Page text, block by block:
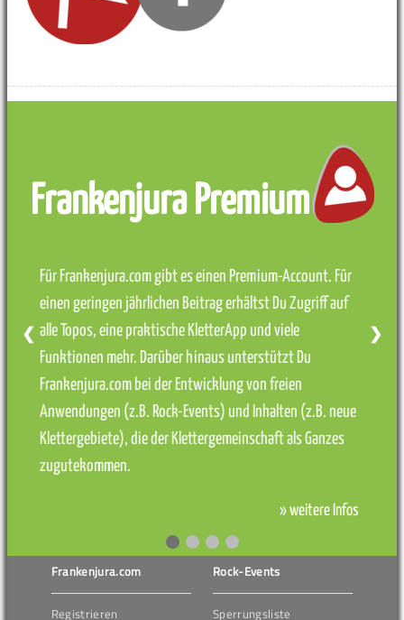
Frankenjura Premium
Für Frankenjura.com gibt es einen Premium-Account. Für
einen geringen jährlichen Beitrag erhältst Du Zugriff auf
alle Topos, eine praktische KletterApp und viele
Funktionen mehr. Darüber hinaus unterstützt Du
Frankenjura.com bei der Entwicklung von freien
Anwendungen (z.B. Rock-Events) und Inhalten (z.B. neue
Klettergebiete), die der Klettergemeinschaft als Ganzes
zugutekommen.
» weitere Infos
❮ ❯
Frankenjura.com
Registrieren
Rock-Events
Sperrungsliste